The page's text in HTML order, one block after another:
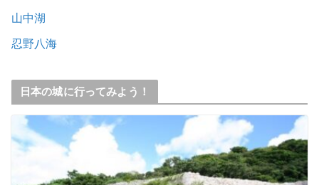
山中湖
忍野八海
日本の城に行ってみよう！